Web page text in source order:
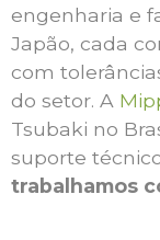
engenharia e
Japão, cada
com
do setor. A
Tsubaki no
suporte
trabalhamos